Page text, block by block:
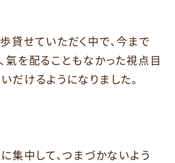
貸せていただく中で、今まで
氣を配ることもなかった視点目
だけるようになりました。
に集中して、つまづかないよう